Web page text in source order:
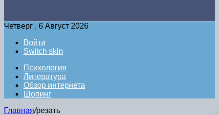
Четверг , 6 Август 2026
Войти
Switch skin
Психология
Литература
Обзор интернета
Шопинг
Главная/резать